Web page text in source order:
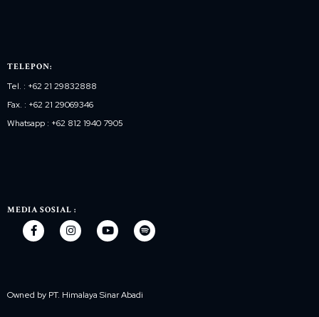
TELEPON:
Tel. : +62 21 29832888
Fax. : +62 21 29069346
Whatsapp : +62 812 1940 7905
MEDIA SOSIAL :
Owned by PT. Himalaya Sinar Abadi